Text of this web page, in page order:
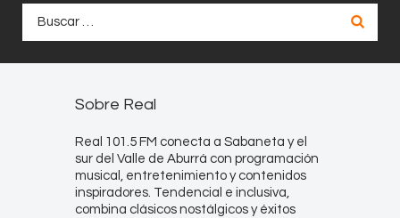
Sobre Real
Real 101.5 FM conecta a Sabaneta y el
sur del Valle de Aburrá con programación
musical, entretenimiento y contenidos
inspiradores. Tendencial e inclusiva,
combina clásicos nostálgicos y éxitos